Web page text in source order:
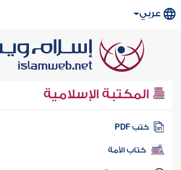
عربي
المكتبة الإسلامية
كتب PDF